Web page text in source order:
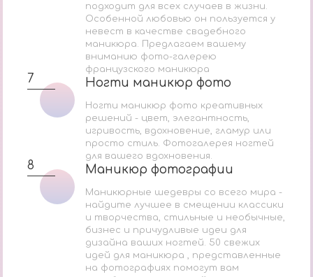
подходит для всех случаев в жизни.
Особенной любовью он пользуется у
невест в качестве свадебного
маникюра. Предлагаем вашему
вниманию фото-галерею
французского маникюра
7 Ногти маникюр фото
Ногти маникюр фото
Ногти маникюр фото креативных
решений - цвет, элегантность,
игривость, вдохновение, гламур или
просто стиль. Фотогалерея ногтей
для вашего вдохновения.
8 Маникюр фотографии
Маникюр фотографии
Маникюрные шедевры со всего мира -
найдите лучшее в смещении классики
и творчества, стильные и необычные,
бизнес и причудливые идеи для
дизайна ваших ногтей. 50 свежих
идей для маникюра , представленные
на фотографиях помогут вам